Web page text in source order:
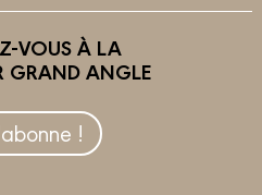
VOUS À LA
GRAND ANGLE
!